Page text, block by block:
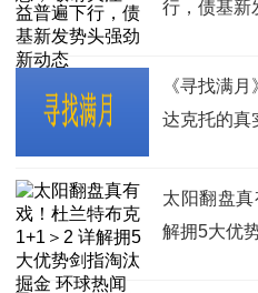
行，债基新
《寻找满
达克托的真
太阳翻盘
解拥5大优